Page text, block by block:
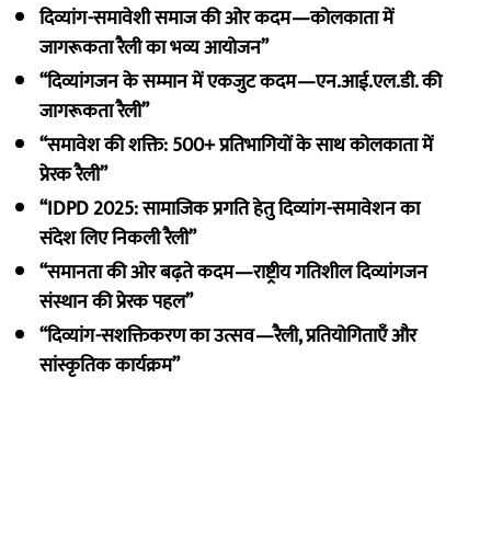
दिव्यांग-समावेशी समाज की ओर कदम—कोलकाता में
जागरूकता रैली का भव्य आयोजन”
“दिव्यांगजन के सम्मान में एकजुट कदम—एन.आई.एल.डी. की
जागरूकता रैली”
“समावेश की शक्ति: 500+ प्रतिभागियों के साथ कोलकाता में
प्रेरक रैली”
“IDPD 2025: सामाजिक प्रगति हेतु दिव्यांग-समावेशन का
संदेश लिए निकली रैली”
“समानता की ओर बढ़ते कदम—राष्ट्रीय गतिशील दिव्यांगजन
संस्थान की प्रेरक पहल”
“दिव्यांग-सशक्तिकरण का उत्सव—रैली, प्रतियोगिताएँ और
सांस्कृतिक कार्यक्रम”